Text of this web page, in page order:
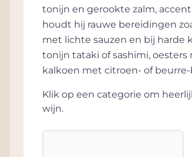
- De Grand Cru-
Zoals de meeste
meerde gewassen maar
Charles Allimant, die
ontwikkelde met zijn
zijn vrouw Françoise, en
tonijn en gerookte zalm,
houdt hij rauwe bereidingen
met lichte sauzen en bij harde
tonijn tataki of sashimi,
kalkoen met citroen- of
Klik op een categorie om
wijn.